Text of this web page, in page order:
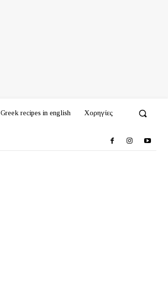
Greek recipes in english Χορηγίες